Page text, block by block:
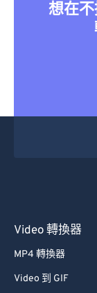
想在
Video 轉換器
MP4 轉換器
Video 到 GIF